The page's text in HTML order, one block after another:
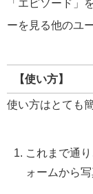
「エピソード」
ーを見る他のユ
【使い方】
使い方はとても
これまで通
ォームから